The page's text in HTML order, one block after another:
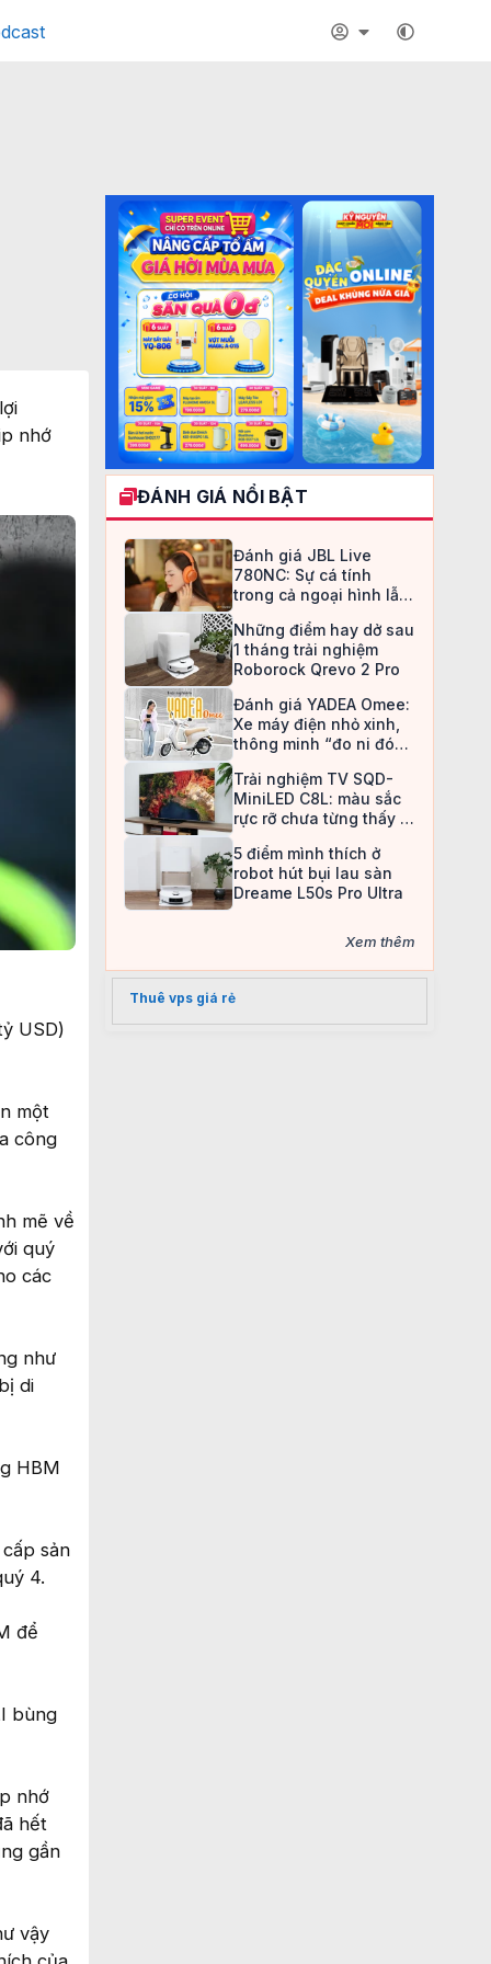
nhớ
USD)
một
công
mẽ về
quý
các
như
di
HBM
sản
4.
để
bùng
nhớ
hết
gần
vậy
ĐÁNH GIÁ NỔI BẬT
Đánh giá JBL Live
780NC: Sự cá tính
trong cả ngoại hình lẫn
Những điểm hay dở sau
1 tháng trải nghiệm
Roborock Qrevo 2 Pro
Đánh giá YADEA Omee:
Xe máy điện nhỏ xinh,
thông minh “đo ni đóng
Trải nghiệm TV SQD-
MiniLED C8L: màu sắc
rực rỡ chưa từng thấy ở
5 điểm mình thích ở
robot hút bụi lau sàn
Dreame L50s Pro Ultra
Xem thêm
Thuê vps giá rẻ